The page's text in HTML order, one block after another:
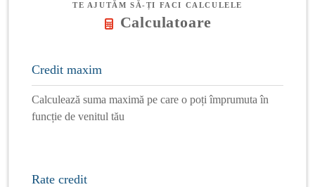
TE AJUTĂM SĂ-ȚI FACI CALCULELE
Calculatoare
Credit maxim
Calculează suma maximă pe care o poți împrumuta în
funcție de venitul tău
Rate credit